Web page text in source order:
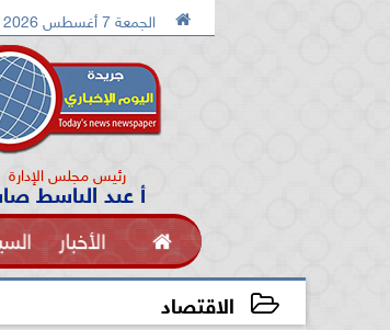
 الجمعة 7 أغسطس 2026
ملك البحرين والسيسي يجيب وماذا بعد
رئيس مجلس الإدارة
أ عبد الباسط
 الأخبار
الاقتصاد